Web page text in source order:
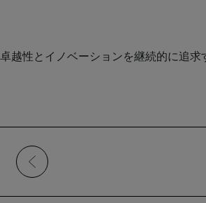
卓越性とイノベーションを継続的に追